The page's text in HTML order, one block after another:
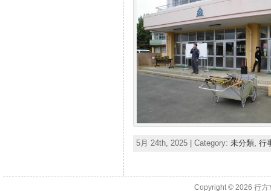
5月 24th, 2025 | Category: 未分類, 行
Copyright © 2026行方